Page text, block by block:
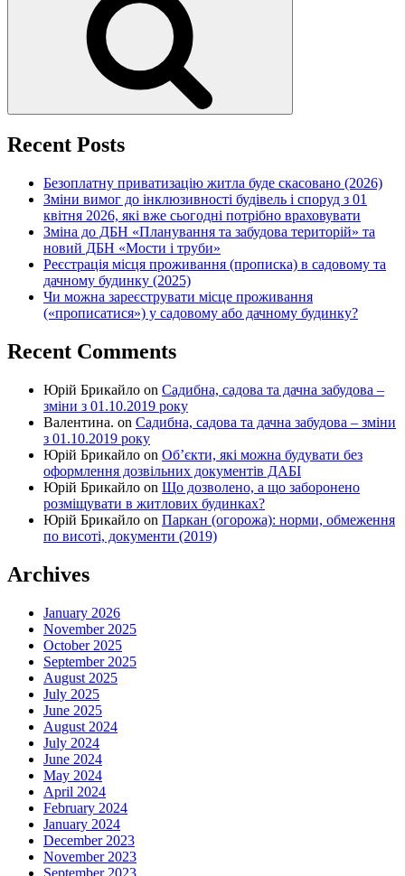
Recent Posts
Безоплатну приватизацію житла буде скасовано (2026)
Зміни вимог до інклюзивності будівель і споруд з 01
квітня 2026, які вже сьогодні потрібно враховувати
Зміна до ДБН «Планування та забудова територій» та
новий ДБН «Мости і труби»
Реєстрація місця проживання (прописка) в садовому та
дачному будинку (2025)
Чи можна зареєструвати місце проживання
(«прописатися») у садовому або дачному будинку?
Recent Comments
Юрій Брикайло on Садибна, садова та дачна забудова –
зміни з 01.10.2019 року
Валентина. on Садибна, садова та дачна забудова – зміни
з 01.10.2019 року
Юрій Брикайло on Об’єкти, які можна будувати без
оформлення дозвільних документів ДАБІ
Юрій Брикайло on Що дозволено, а що заборонено
розміщувати в житлових будинках?
Юрій Брикайло on Паркан (огорожа): норми, обмеження
по висоті, документи (2019)
Archives
January 2026
November 2025
October 2025
September 2025
August 2025
July 2025
June 2025
August 2024
July 2024
June 2024
May 2024
April 2024
February 2024
January 2024
December 2023
November 2023
September 2023